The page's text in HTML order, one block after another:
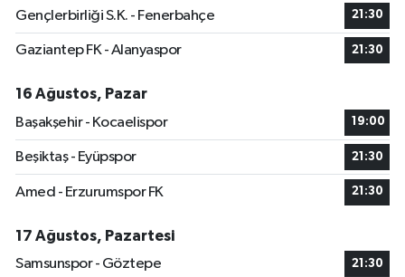
Gençlerbirliği S.K. - Fenerbahçe 21:30
Gaziantep FK - Alanyaspor 21:30
16 Ağustos, Pazar
Başakşehir - Kocaelispor
19:00
Beşiktaş - Eyüpspor 21:30
Amed - Erzurumspor FK 21:30
17 Ağustos, Pazartesi
Samsunspor - Göztepe
21:30